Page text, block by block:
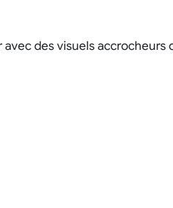
des visuels accrocheurs